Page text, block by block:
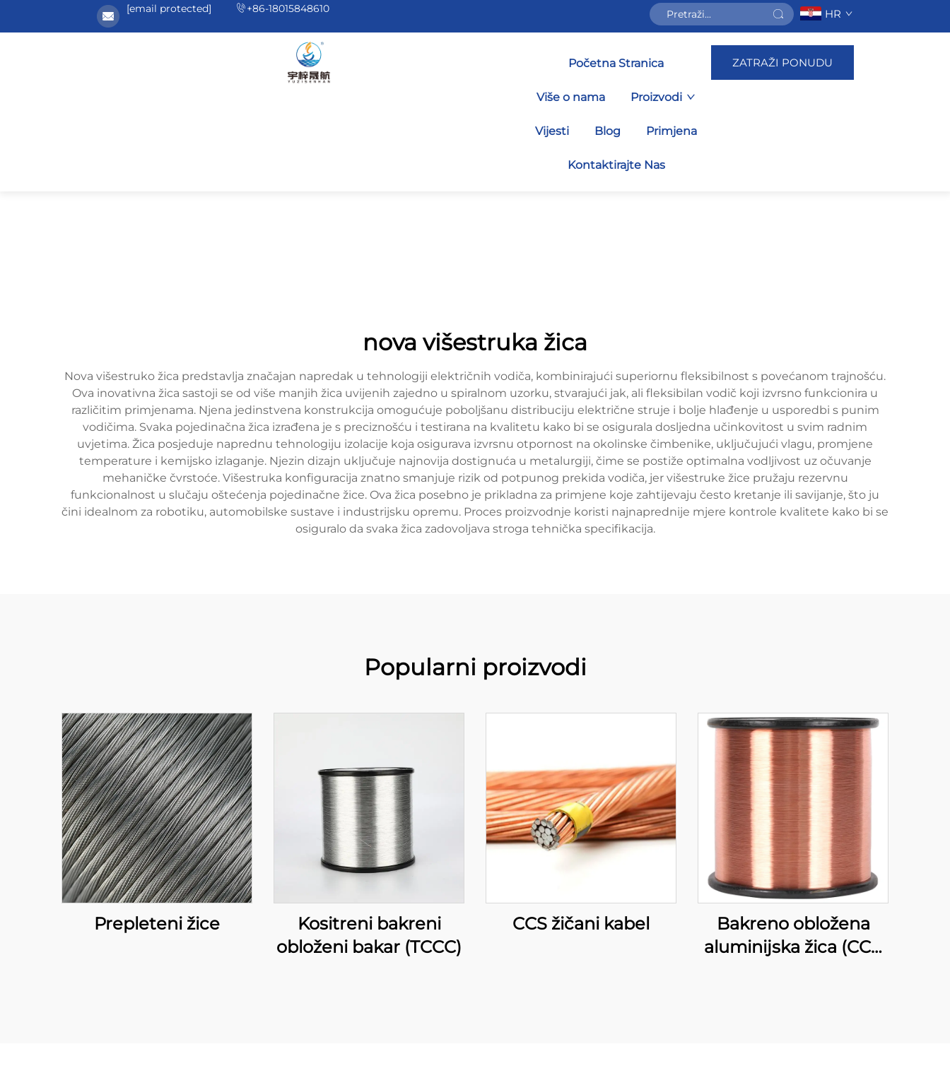
[email protected] +86-18015848610 HR
Početna Stranica
Više o nama Proizvodi
Vijesti Blog Primjena
Kontaktirajte Nas
ZATRAŽI PONUDU
nova višestruka žica
Nova višestruko žica predstavlja značajan napredak u tehnologiji električnih vodiča, kombinirajući superiornu fleksibilnost s povećanom trajnošću.
Ova inovativna žica sastoji se od više manjih žica uvijenih zajedno u spiralnom uzorku, stvarajući jak, ali fleksibilan vodič koji izvrsno funkcionira u
različitim primjenama. Njena jedinstvena konstrukcija omogućuje poboljšanu distribuciju električne struje i bolje hlađenje u usporedbi s punim
vodičima. Svaka pojedinačna žica izrađena je s preciznošću i testirana na kvalitetu kako bi se osigurala dosljedna učinkovitost u svim radnim
uvjetima. Žica posjeduje naprednu tehnologiju izolacije koja osigurava izvrsnu otpornost na okolinske čimbenike, uključujući vlagu, promjene
temperature i kemijsko izlaganje. Njezin dizajn uključuje najnovija dostignuća u metalurgiji, čime se postiže optimalna vodljivost uz očuvanje
mehaničke čvrstoće. Višestruka konfiguracija znatno smanjuje rizik od potpunog prekida vodiča, jer višestruke žice pružaju rezervnu
funkcionalnost u slučaju oštećenja pojedinačne žice. Ova žica posebno je prikladna za primjene koje zahtijevaju često kretanje ili savijanje, što ju
čini idealnom za robotiku, automobilske sustave i industrijsku opremu. Proces proizvodnje koristi najnaprednije mjere kontrole kvalitete kako bi se
osiguralo da svaka žica zadovoljava stroga tehnička specifikacija.
Popularni proizvodi
Prepleteni žice
Kositreni bakreni
obloženi bakar (TCCC)
CCS žičani kabel
Bakreno obložena
aluminijska žica (CCA